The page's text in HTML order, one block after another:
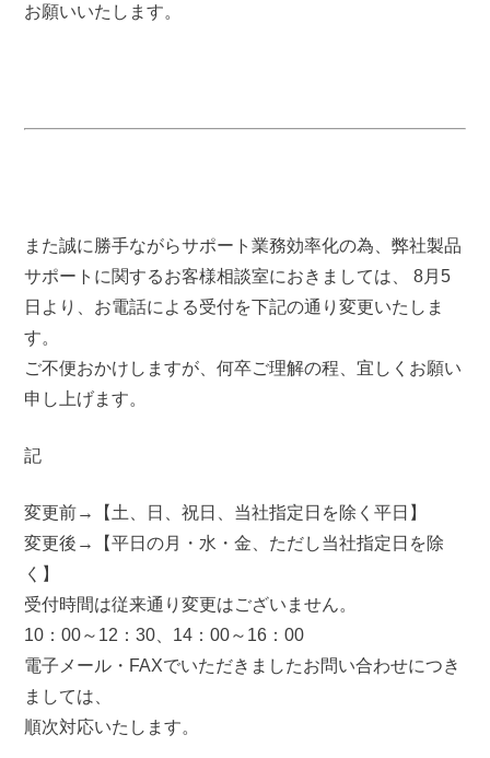
お願いいたします。
また誠に勝手ながらサポート業務効率化の為、弊社製品
サポートに関するお客様相談室におきましては、 8月5
日より、お電話による受付を下記の通り変更いたしま
す。
ご不便おかけしますが、何卒ご理解の程、宜しくお願い
申し上げます。
記
変更前→【土、日、祝日、当社指定日を除く平日】
変更後→【平日の月・水・金、ただし当社指定日を除
く】
受付時間は従来通り変更はございません。
10：00～12：30、14：00～16：00
電子メール・FAXでいただきましたお問い合わせにつき
ましては、
順次対応いたします。